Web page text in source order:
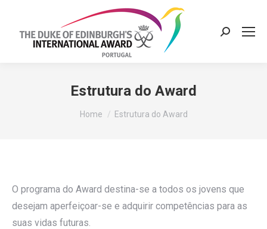
Search:
Estrutura do Award
You are here:
Home Estrutura do Award
O programa do Award destina-se a todos os jovens que
desejam aperfeiçoar-se e adquirir competências para as
suas vidas futuras.